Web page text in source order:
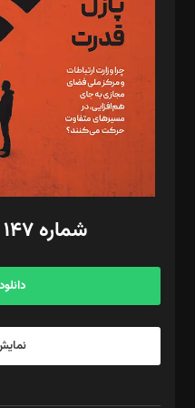
مصطفی مسجدی آرانی، ابوالفضل
رستمی،مصطفی باستان
ویرایش: نگار استاد‌‌آقا
طراح یونیفرم: مجید توکلی
فیلمبرداری و عکاسی: امیر
گرافیک و صفحه‌آرایی:
مد‌یر توسعه تجاری: کامبیز برید‌
امور مالی: شاپور رهبری، محمد‌
آگهی و مشترکین: ۰۹۱۹۹۹۹۰۴۵۴
شماره ۱۴۷ - مرداد ۱۴۰۵